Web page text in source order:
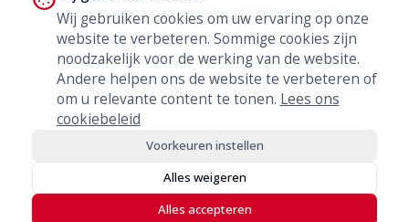
•Inzicht in netto-prijzen en kortingen
Live voorraad en levertijden
Bestellen, herbestellen en orderhistorie
Word klant
Wij gebruiken cookies om uw ervaring op onze
website te verbeteren. Sommige cookies zijn
noodzakelijk voor de werking van de website.
Andere helpen ons de website te verbeteren of
om u relevante content te tonen. Lees ons
cookiebeleid
Voorkeuren instellen
Alles weigeren
Alles accepteren